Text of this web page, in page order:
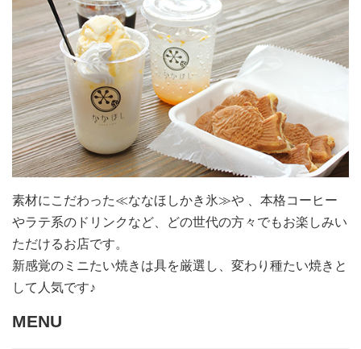
素材にこだわった≪ななほしかき氷≫や 、本格コーヒー
やラテ系のドリンクなど、どの世代の方々でもお楽しみい
ただけるお店です。
新感覚のミニたい焼きは具を厳選し、変わり種たい焼きと
して人気です♪
MENU